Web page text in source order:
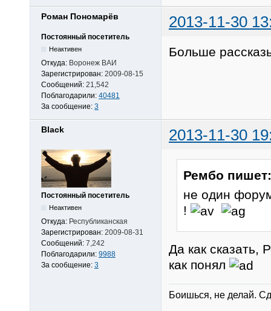
Роман Пономарёв 2013-11-30
Постоянный посетитель
Неактивен
Откуда: Воронеж ВАИ
Зарегистрирован: 2009-08-15
Сообщений: 21,542
Поблагодарили: 40481
За сообщение: 3
Больше
Black 2013-11-30
Постоянный посетитель
Неактивен
Откуда: Республиканская
Зарегистрирован: 2009-08-31
Сообщений: 7,242
Поблагодарили: 9988
За сообщение: 3
Рембо пишет:
не один
!
Да как сказать,
как понял
Боишься, не делай.